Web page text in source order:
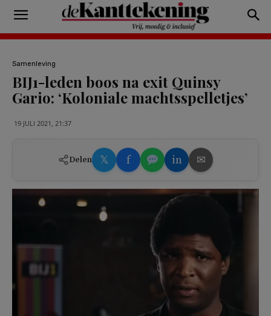
Samenleving
BIJ1-leden boos na exit Quinsy
Gario: ‘Koloniale machtsspelletjes’
19 JULI 2021, 21:37
Delen 𝕏 f in ✉